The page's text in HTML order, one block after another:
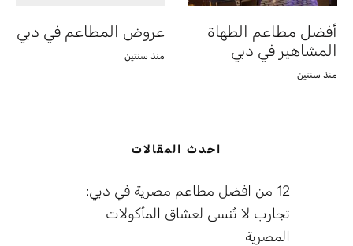
أفضل مطاعم الطهاة
المشاهير في دبي
منذ سنتين
عروض المطاعم في دبي
منذ سنتين
احدث المقالات
12 من افضل مطاعم مصرية في دبي:
تجارب لا تُنسى لعشاق المأكولات
المصرية